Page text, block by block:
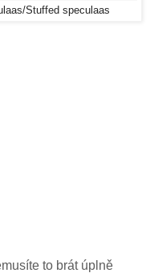
Stuffed speculaas
to brát úplně